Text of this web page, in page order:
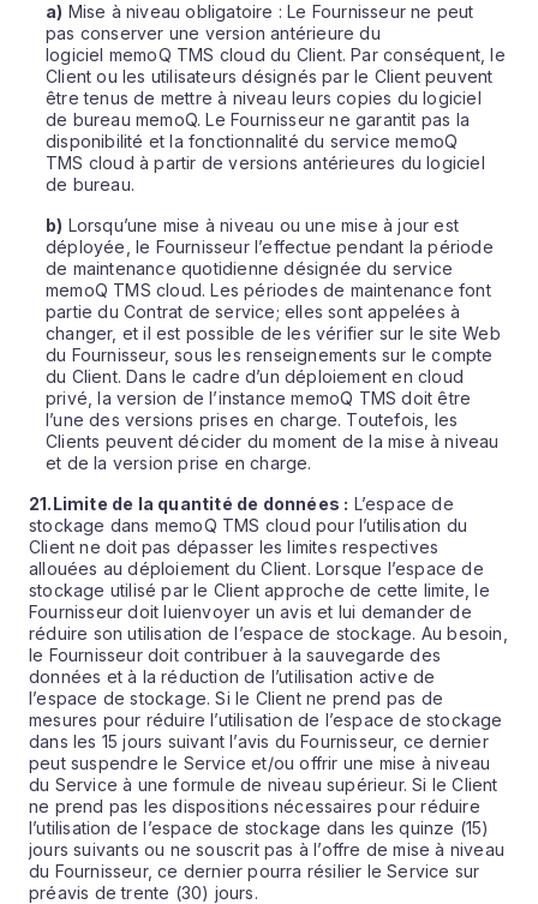
a) Mise à niveau obligatoire : Le Fournisseur ne peut
pas conserver une version antérieure du
logiciel memoQ TMS cloud du Client. Par conséquent, le
Client ou les utilisateurs désignés par le Client peuvent
être tenus de mettre à niveau leurs copies du logiciel
de bureau memoQ. Le Fournisseur ne garantit pas la
disponibilité et la fonctionnalité du service memoQ
TMS cloud à partir de versions antérieures du logiciel
de bureau.
b) Lorsqu’une mise à niveau ou une mise à jour est
déployée, le Fournisseur l’effectue pendant la période
de maintenance quotidienne désignée du service
memoQ TMS cloud. Les périodes de maintenance font
partie du Contrat de service; elles sont appelées à
changer, et il est possible de les vérifier sur le site Web
du Fournisseur, sous les renseignements sur le compte
du Client. Dans le cadre d’un déploiement en cloud
privé, la version de l’instance memoQ TMS doit être
l’une des versions prises en charge. Toutefois, les
Clients peuvent décider du moment de la mise à niveau
et de la version prise en charge.
21.Limite de la quantité de données : L’espace de
stockage dans memoQ TMS cloud pour l’utilisation du
Client ne doit pas dépasser les limites respectives
allouées au déploiement du Client. Lorsque l’espace de
stockage utilisé par le Client approche de cette limite, le
Fournisseur doit luienvoyer un avis et lui demander de
réduire son utilisation de l’espace de stockage. Au besoin,
le Fournisseur doit contribuer à la sauvegarde des
données et à la réduction de l’utilisation active de
l’espace de stockage. Si le Client ne prend pas de
mesures pour réduire l’utilisation de l’espace de stockage
dans les 15 jours suivant l’avis du Fournisseur, ce dernier
peut suspendre le Service et/ou offrir une mise à niveau
du Service à une formule de niveau supérieur. Si le Client
ne prend pas les dispositions nécessaires pour réduire
l’utilisation de l’espace de stockage dans les quinze (15)
jours suivants ou ne souscrit pas à l’offre de mise à niveau
du Fournisseur, ce dernier pourra résilier le Service sur
préavis de trente (30) jours.